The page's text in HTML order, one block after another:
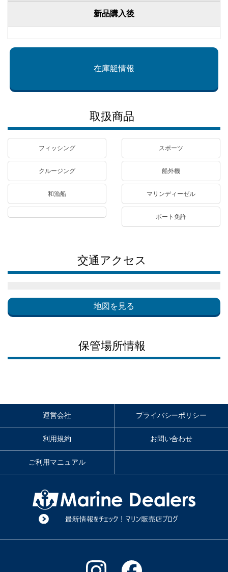
新品購入後
在庫艇情報
取扱商品
フィッシング スポーツ
クルージング 船外機
和漁船 マリンディーゼル
ボート免許
交通アクセス
地図を見る
保管場所情報
運営会社 プライバシーポリシー
利用規約 お問い合わせ
ご利用マニュアル